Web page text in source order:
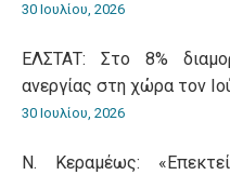
30 Ιουλίου, 2026
ΕΛΣΤΑΤ: Στο 8%
ανεργίας στη χώρα τον
30 Ιουλίου, 2026
Ν. Κεραμέως: